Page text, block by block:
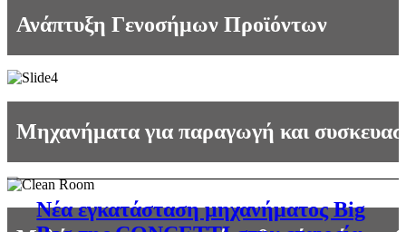
Ανάπτυξη Γενοσήμων Προϊόντων
Μηχανήματα για παραγωγή και
Νέα εγκατάσταση μηχανήματος Big